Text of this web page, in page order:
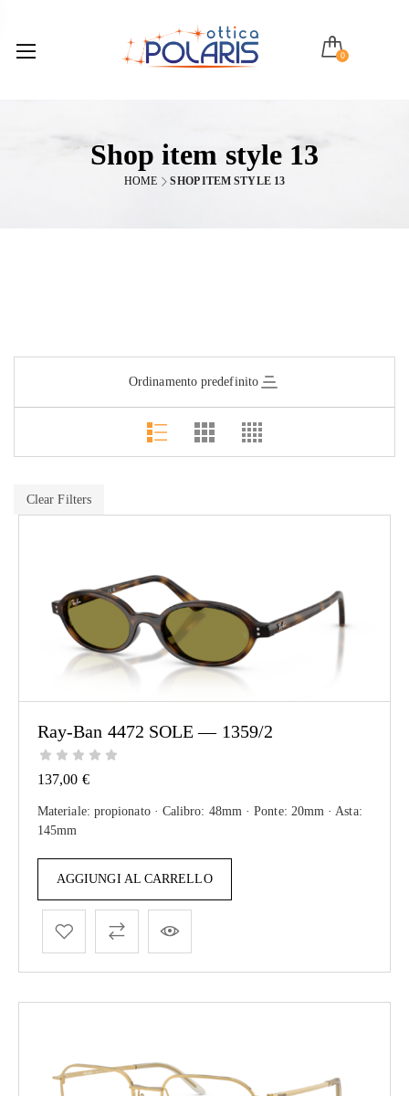
0
Shop item style 13
HOME SHOP ITEM STYLE 13
Ordinamento predefinito
Clear Filters
Ray-Ban 4472 SOLE — 1359/2
137,00 €
Materiale: propionato · Calibro: 48mm · Ponte: 20mm · Asta:
145mm
AGGIUNGI AL CARRELLO